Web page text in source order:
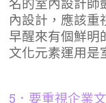
名的室內設計師
內設計，應該重
早醒來有個鮮明
文化元素運用是
5．要重視企業